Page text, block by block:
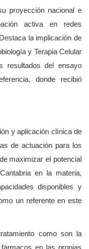
proyección nacional e
activa en redes
la implicación de
y Terapia Celular
resultados del ensayo
donde recibió
y aplicación clínica de
de actuación para los
maximizar el potencial
en la materia,
disponibles y
un referente en este
como son la
en las propias